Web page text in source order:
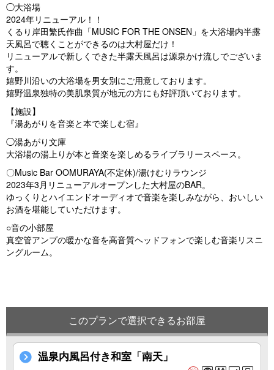
◯大浴場
2024年リニューアル！！
くるり岸田繁氏作曲「MUSIC FOR THE ONSEN」を大浴場内半露
天風呂で聴くことができるのは大村屋だけ！
リニューアルで新しくできた半露天風呂は源泉かけ流しでございま
す。
嬉野川沿いの大浴場を男女別にご用意しております。
嬉野温泉独特の美肌泉質が地元の方にも好評頂いております。
【施設】
『湯あがりを音楽と本で楽しむ宿』
◯湯あがり文庫
大浴場の湯上りが本と音楽を楽しめるライブラリースペース。
〇Music Bar OOMURAYA(不定休)/湯けむりラウンジ
2023年3月リニューアルオープンした大村屋のBAR。
ゆっくりとハイエンドオーディオで音楽を楽しみながら、おいしい
お酒を堪能していただけます。
○音の小部屋
真空管アンプの暖かな音を高音質ヘッドフォンで楽しむ音楽リスニ
ングルーム。
このプランで選択できるお部屋
温泉内風呂付き和室「南天」